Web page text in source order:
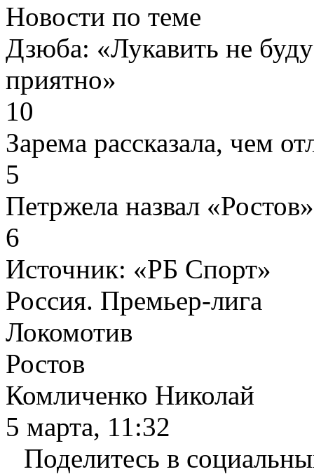
Новости по теме
Дзюба: «Лукавить не
приятно»
10
Зарема рассказала, чем
5
Петржела назвал
6
Источник: «РБ Спорт»
Россия. Премьер-лига
Локомотив
Ростов
Комличенко Николай
5 марта, 11:32
Поделитесь в